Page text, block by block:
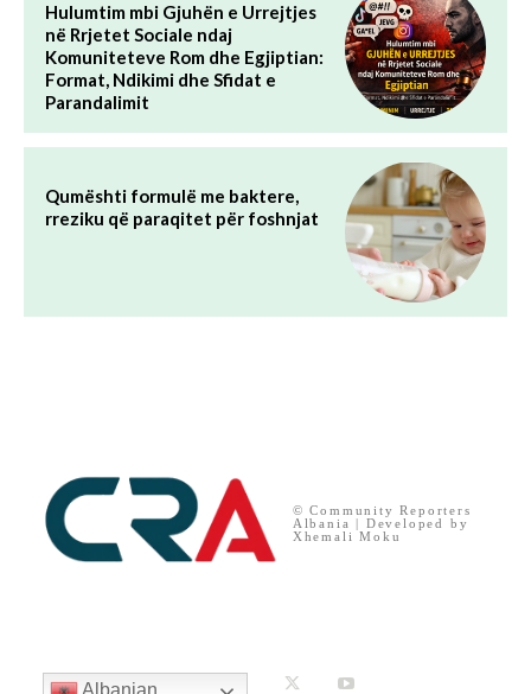
Hulumtim mbi Gjuhën e Urrejtjes
në Rrjetet Sociale ndaj
Komuniteteve Rom dhe Egjiptian:
Format, Ndikimi dhe Sfidat e
Parandalimit
Qumështi formulë me baktere,
rreziku që paraqitet për foshnjat
© Community Reporters
Albania | Developed by
Xhemali Moku